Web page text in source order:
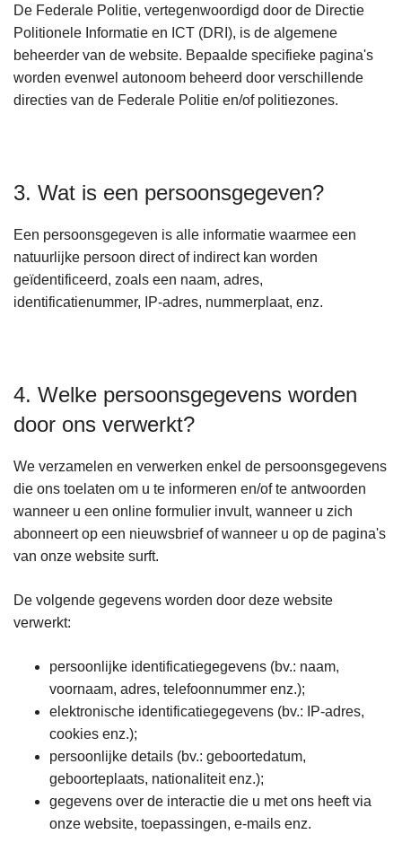
De Federale Politie, vertegenwoordigd door de Directie
Politionele Informatie en ICT (DRI), is de algemene
beheerder van de website. Bepaalde specifieke pagina's
worden evenwel autonoom beheerd door verschillende
directies van de Federale Politie en/of politiezones.
3. Wat is een persoonsgegeven?
Een persoonsgegeven is alle informatie waarmee een
natuurlijke persoon direct of indirect kan worden
geïdentificeerd, zoals een naam, adres,
identificatienummer, IP-adres, nummerplaat, enz.
4. Welke persoonsgegevens worden
door ons verwerkt?
We verzamelen en verwerken enkel de persoonsgegevens
die ons toelaten om u te informeren en/of te antwoorden
wanneer u een online formulier invult, wanneer u zich
abonneert op een nieuwsbrief of wanneer u op de pagina's
van onze website surft.
De volgende gegevens worden door deze website
verwerkt:
persoonlijke identificatiegegevens (bv.: naam,
voornaam, adres, telefoonnummer enz.);
elektronische identificatiegegevens (bv.: IP-adres,
cookies enz.);
persoonlijke details (bv.: geboortedatum,
geboorteplaats, nationaliteit enz.);
gegevens over de interactie die u met ons heeft via
onze website, toepassingen, e-mails enz.